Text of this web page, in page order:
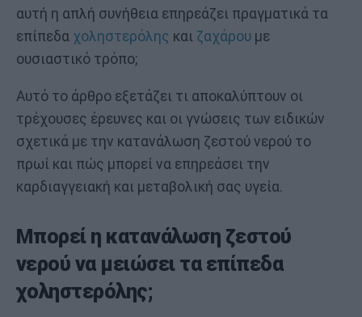
αυτή η απλή συνήθεια επηρεάζει πραγματικά τα
επίπεδα χοληστερόλης και ζαχάρου με
ουσιαστικό τρόπο;
Αυτό το άρθρο εξετάζει τι αποκαλύπτουν οι
τρέχουσες έρευνες και οι γνώσεις των ειδικών
σχετικά με την κατανάλωση ζεστού νερού το
πρωί και πώς μπορεί να επηρεάσει την
καρδιαγγειακή και μεταβολική σας υγεία.
Μπορεί η κατανάλωση ζεστού
νερού να μειώσει τα επίπεδα
χοληστερόλης;